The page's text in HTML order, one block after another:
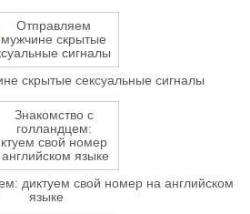
скрытые сексуальные сигналы
диктуем свой номер на английском
языке